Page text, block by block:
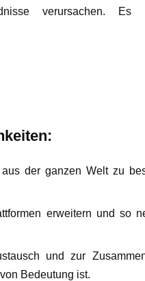
verursachen.
der ganzen Welt zu
erweitern und so
und zur
Bedeutung ist.